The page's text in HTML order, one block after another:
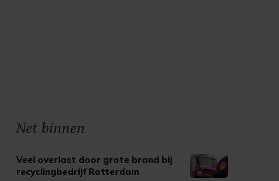
Net binnen
Veel overlast door grote brand bij
recyclingbedrijf Rotterdam